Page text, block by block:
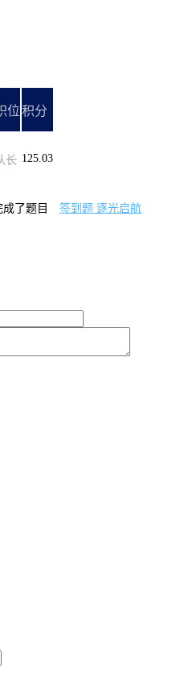
位积分
长 125.03
成了题目 签到题 逐光启航